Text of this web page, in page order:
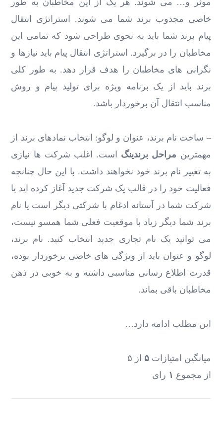
خاصی مجذوب برند شما می شوند. استراتژی انتقال
پیام برند شما باید به نحوی طراحی شود که تمامی این
مخاطبان را در برگیرد. استراتژی انتقال پیام باید نیازها و
نگرانی های مخاطبان را هدف قرار دهد. به طور کلی
برند باید از یک برنامه ویژه برای تولید پیام و روش
مناسب انتقال آن برخوردار باشد.
– ساخت نام برند، عنوان و لوگو: انتخاب نمادهای برند از
مهمترین مراحل برندینگ است. اغلب شرکت ها نیازی
به تغییر نام برند خود نخواهند داشت. با این حال چنانچه
فعالیت خود را در قالب یک شرکت جدید آغاز کرده اید یا
شرکت شما در آستانه ادغام با شرکتی دیگر است یا نام
برند شما دیگر زیاد با موقعیت فعلی شما همسو نیست،
می توانید یک نام تجاری جدید انتخاب کنید. نام برند،
لوگو و عنوان باید از ویژگی های خاصی برخوردار بوده،
قدرت اطلاع رسانی مناسبی داشته و به خوبی در ذهن
مخاطبان باقی بماند.
این مطلب ادامه دارد…
میانگین امتیازات۵ از ۵
از مجموع ۱ رای